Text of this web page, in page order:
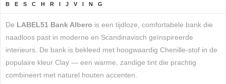
BESCHRIJVING
De LABEL51 Bank Albero is een tijdloze, comfortabele bank die
naadloos past in moderne en Scandinavisch geïnspireerde
interieurs. De bank is bekleed met hoogwaardig Chenille-stof in de
populaire kleur Clay — een warme, zandige tint die prachtig
combineert met naturel houten accenten.